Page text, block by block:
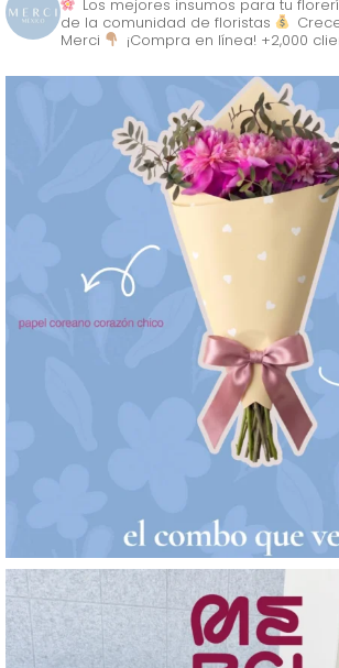
Los mejores insumos para tu
de la comunidad de floristas
Merci
¡Compra en línea! +2,000